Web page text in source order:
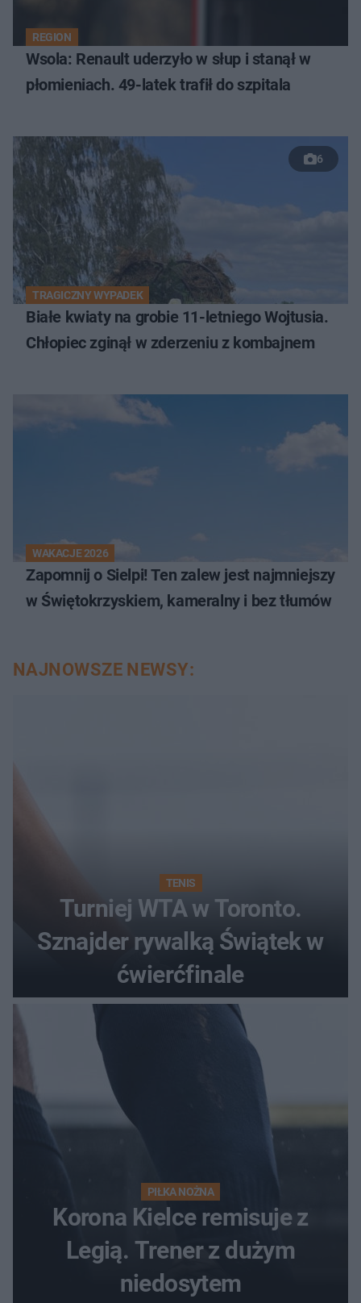
REGION
Wsola: Renault uderzyło w słup i stanął w
płomieniach. 49-latek trafił do szpitala
6
TRAGICZNY WYPADEK
Białe kwiaty na grobie 11-letniego Wojtusia.
Chłopiec zginął w zderzeniu z kombajnem
WAKACJE 2026
Zapomnij o Sielpi! Ten zalew jest najmniejszy
w Świętokrzyskiem, kameralny i bez tłumów
NAJNOWSZE NEWSY:
TENIS
Turniej WTA w Toronto.
Sznajder rywalką Świątek w
ćwierćfinale
PIŁKA NOŻNA
Korona Kielce remisuje z
Legią. Trener z dużym
niedosytem